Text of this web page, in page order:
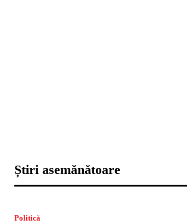
Știri asemănătoare
Politică